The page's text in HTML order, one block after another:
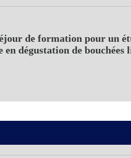
de formation pour un
dégustation de bouchées